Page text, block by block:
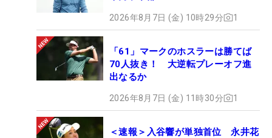
2026年8月7日 (金) 10時29分 1
「61」マークのホスラーは勝てば
70人抜き！ 大逆転プレーオフ進
出なるか
2026年8月7日 (金) 11時30分 1
＜速報＞入谷響が単独首位 永井花